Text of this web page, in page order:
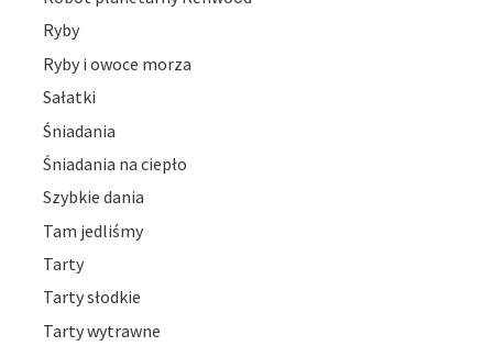
Ryby
Ryby i owoce morza
Sałatki
Śniadania
Śniadania na ciepło
Szybkie dania
Tam jedliśmy
Tarty
Tarty słodkie
Tarty wytrawne